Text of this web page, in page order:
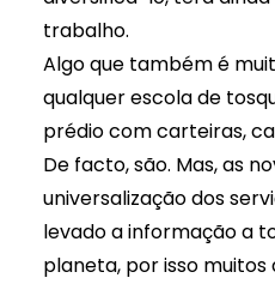
trabalho.
Algo que também é
qualquer escola de
prédio com carteiras,
De facto, são. Mas, as
universalização dos
levado a informação a
planeta, por isso